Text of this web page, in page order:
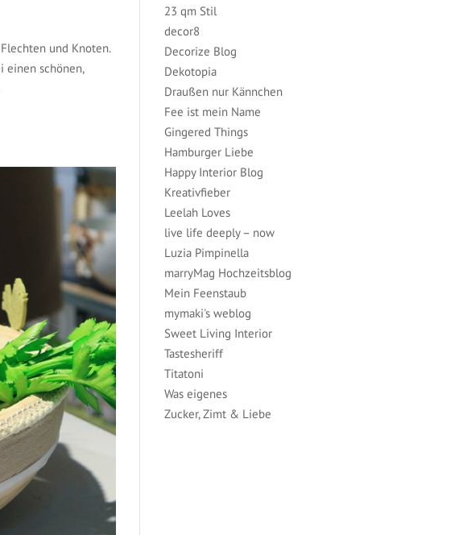
und Knoten.
einen schönen,
23 qm Stil
decor8
Decorize Blog
Dekotopia
Draußen nur Kännchen
Fee ist mein Name
Gingered Things
Hamburger Liebe
Happy Interior Blog
Kreativfieber
Leelah Loves
live life deeply – now
Luzia Pimpinella
marryMag Hochzeitsblog
Mein Feenstaub
mymaki's weblog
Sweet Living Interior
Tastesheriff
Titatoni
Was eigenes
Zucker, Zimt & Liebe